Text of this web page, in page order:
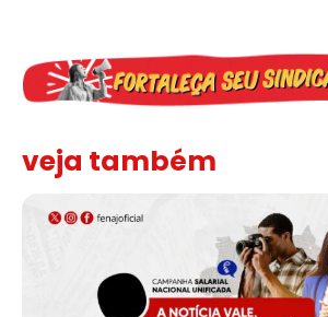
veja também
Assinada nova CCT de jornais e revistas